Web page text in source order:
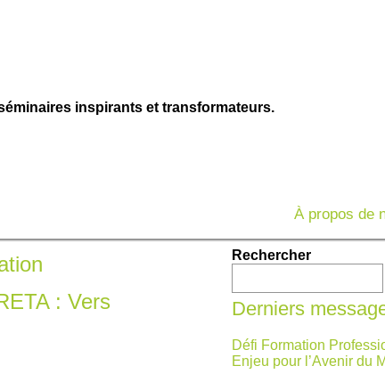
inspirants et transformateurs.
À propos de
: Vers
Rechercher
Derniers
Défi Formation
Enjeu pour l’Avenir du